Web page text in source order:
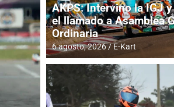
DESTACADA INFORME CENTRAL
AKPS: Intervino la IGJ
el llamado a Asamblea
Ordinaria
6 agosto, 2026 E-Kart